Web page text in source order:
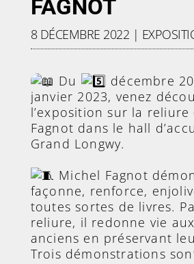
FAGNOT
8 DÉCEMBRE 2022 |
Du
décembre
janvier 2023, venez
l’exposition sur la reliure
Fagnot dans le hall
Grand Longwy.
Michel Fagnot
façonne, renforce,
toutes sortes de livres.
reliure, il redonne vie
anciens en préservant
Trois démonstrations